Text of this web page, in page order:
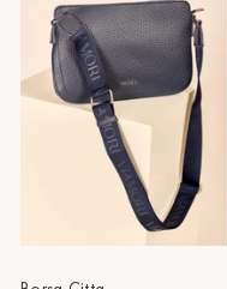
Tulln
Tuttlingen
Wien Hietzing (13.Bez.)